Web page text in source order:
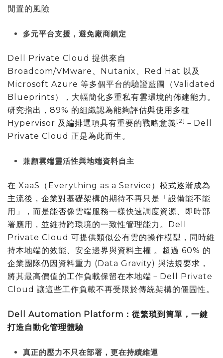
閒置的風險
多元平台支援，避免廠商鎖定
Dell Private Cloud 提供來自
Broadcom/VMware、Nutanix、Red Hat 以及
Microsoft Azure 等多個平台的驗證藍圖（Validated
Blueprints），大幅簡化多重私有雲環境的佈建能力。
研究指出，89% 的組織認為能夠評估與使用多種
Hypervisor 及編排選項具有重要的戰略意義[2] －Dell
Private Cloud 正是為此而生。
兼顧雲端靈活性與地端資料自主
在 XaaS（Everything as a Service）模式逐漸成為
主流後，企業對基礎架構的期待不再只是「設備能不能
用」，而是能否像雲端服務一樣快速調度資源、即時部
署應用，並維持跨環境的一致性管理能力。Dell
Private Cloud 可提供類似公有雲的操作模型，同時維
持本地端的效能、安全邊界與資料主權 。超過 60% 的
企業團隊仍因資料重力 (Data Gravity) 與法規要求，
將其最高價值的工作負載保留在本地端－Dell Private
Cloud 讓這些工作負載不再受限於傳統架構的僵固性。
Dell Automation Platform ：從繁瑣到簡單，一鍵
打造自動化管理體驗
真正的壓力不只在部署，更在持續維運